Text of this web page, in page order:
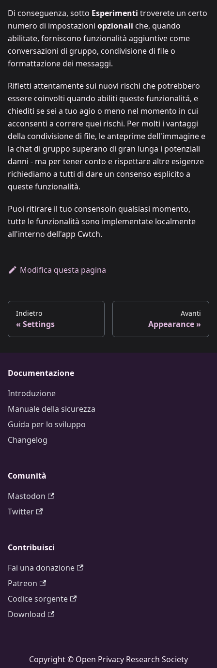
Di conseguenza, sotto Esperimenti troverete un certo
numero di impostazioni opzionali che, quando
abilitate, forniscono funzionalità aggiuntive come
conversazioni di gruppo, condivisione di file o
formattazione dei messaggi.
Rifletti attentamente sui nuovi rischi che potrebbero
essere coinvolti quando abiliti queste funzionalitá, e
chiediti se sei a tuo agio o meno nel momento in cui
acconsenti a correre quei rischi. Per molti i vantaggi
della condivisione di file, le anteprime dell'immagine e
la chat di gruppo superano di gran lunga i potenziali
danni - ma per tener conto e rispettare altre esigenze
richiediamo a tutti di dare un consenso esplicito a
queste funzionalità.
Puoi ritirare il tuo consensoin qualsiasi momento,
tutte le funzionalità sono implementate localmente
all'interno dell'app Cwtch.
Modifica questa pagina
Indietro
Settings
Avanti
Appearance
Documentazione
Introduzione
Manuale della sicurezza
Guida per lo sviluppo
Changelog
Comunità
Mastodon
Twitter
Contribuisci
Fai una donazione
Patreon
Codice sorgente
Download
Copyright © Open Privacy Research Society